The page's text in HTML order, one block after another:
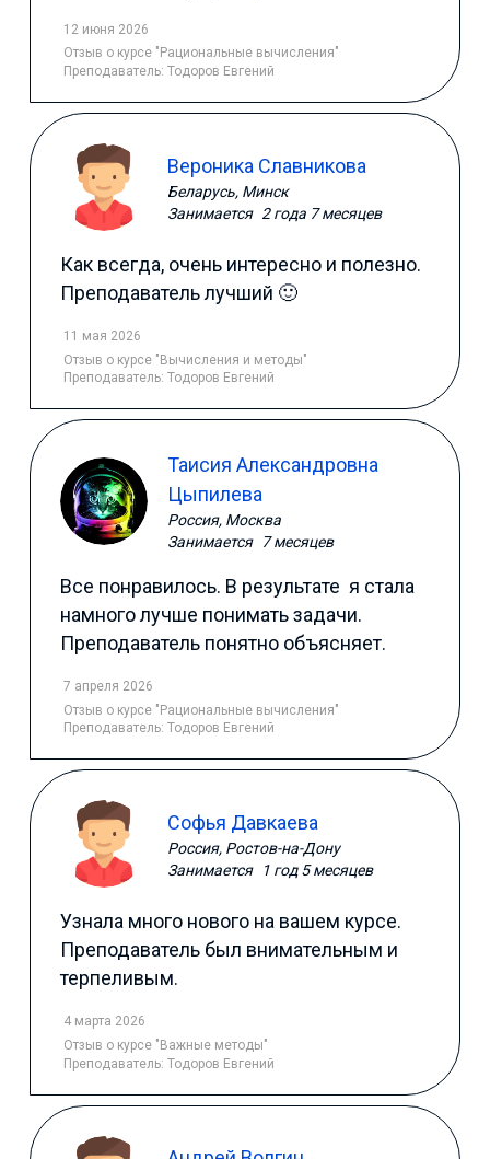
12 июня 2026
Отзыв о курсе "Рациональные вычисления"
Преподаватель: Тодоров Евгений
Вероника Славникова
Беларусь, Минск
Занимается 2 года 7 месяцев
Как всегда, очень интересно и полезно.
Преподаватель лучший 🙂
11 мая 2026
Отзыв о курсе "Вычисления и методы"
Преподаватель: Тодоров Евгений
Таисия Александровна
Цыпилева
Россия, Москва
Занимается 7 месяцев
Все понравилось. В результате я стала
намного лучше понимать задачи.
Преподаватель понятно объясняет.
7 апреля 2026
Отзыв о курсе "Рациональные вычисления"
Преподаватель: Тодоров Евгений
Софья Давкаева
Россия, Ростов-на-Дону
Занимается
1 год 5 месяцев
Узнала много нового на вашем курсе.
Преподаватель был внимательным и
терпеливым.
4 марта 2026
Отзыв о курсе "Важные методы"
Преподаватель: Тодоров Евгений